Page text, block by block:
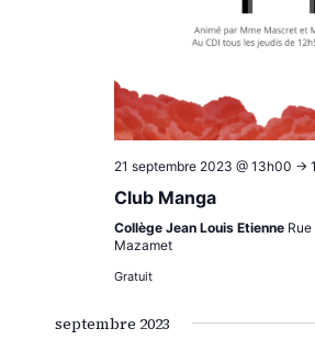
21 septembre 2023 @ 13h00 ->
Club Manga
Collège Jean Louis Etienne
Mazamet
Gratuit
septembre 2023